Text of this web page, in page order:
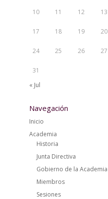
10 11 12 13
17 18 19 20
24 25 26 27
31
« Jul
Navegación
Inicio
Academia
Historia
Junta Directiva
Gobierno de la Academia
Miembros
Sesiones